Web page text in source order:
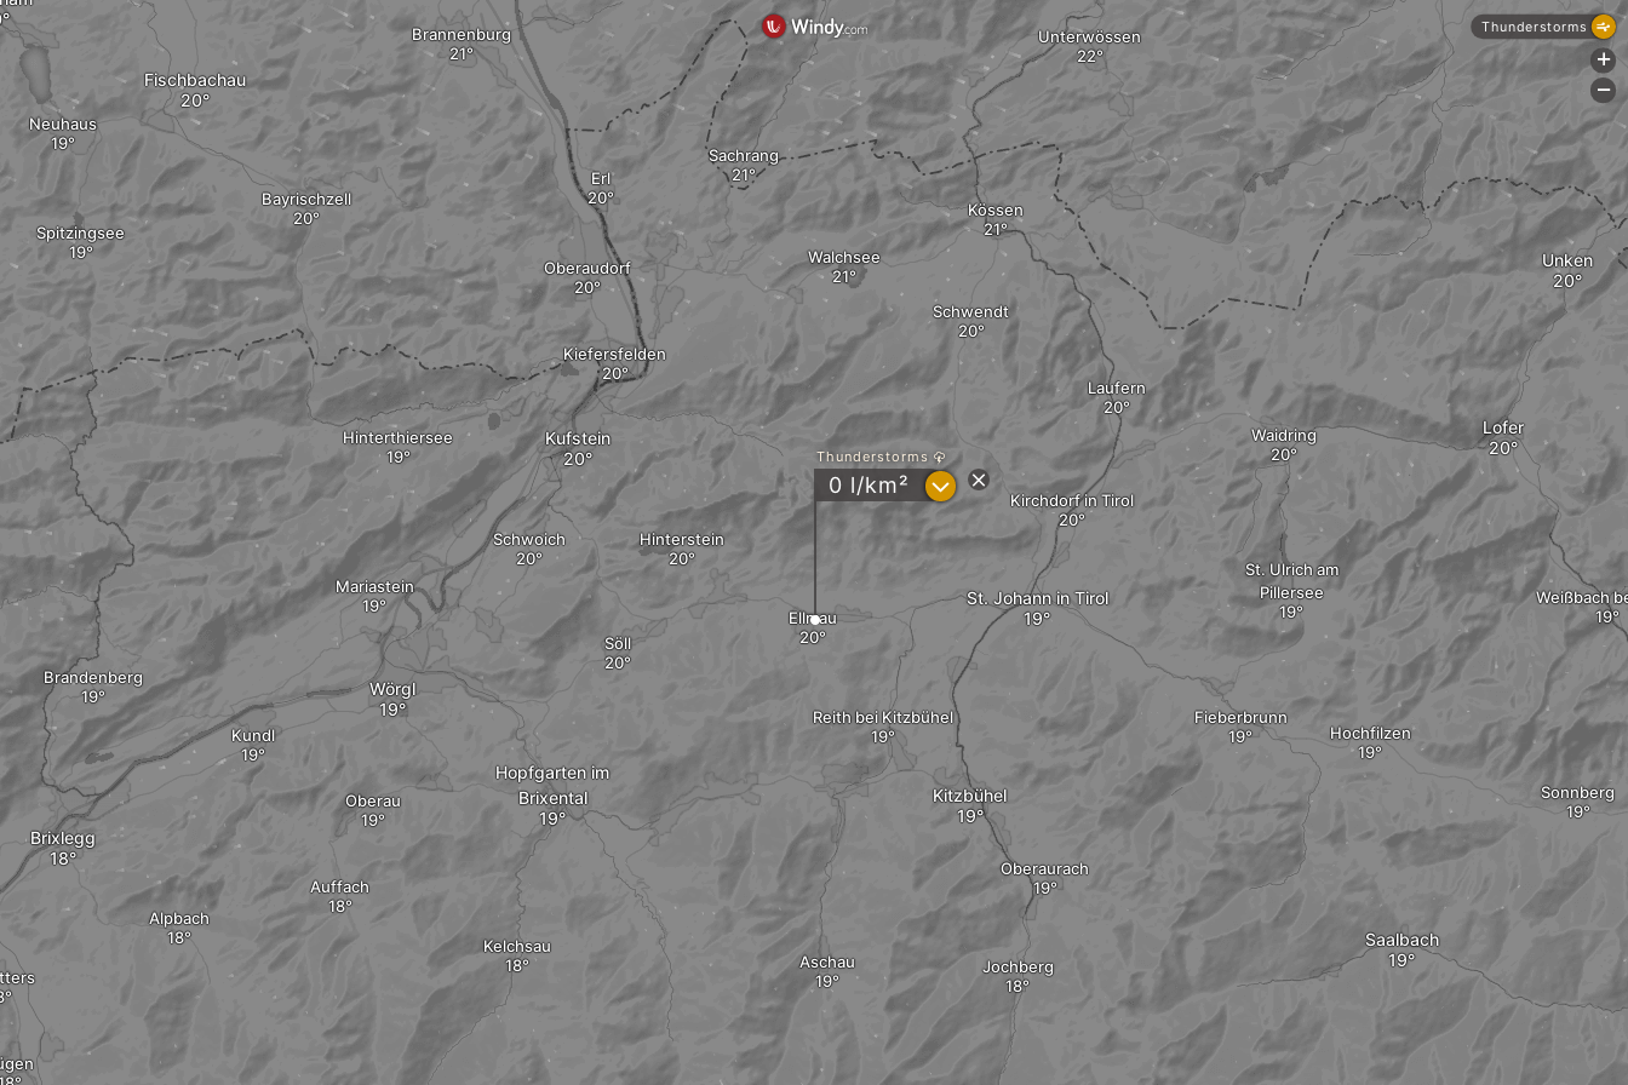
Ellmau
Hopfgarten im
Brixental
Söll
Oberaurach
Kitzbühel
Reith bei Kitzbühel
Kufstein
Schwoich
Kiefersfelden
Hinterstein
St. Johann in Tirol
Kirchdorf in Tirol
Laufern
Schwendt
Kelchsau
Jochberg
Aschau
Kundl
Auffach
Wörgl
Oberau
Hochfilzen
Fieberbrunn
Mariastein
Hinterthiersee
St. Ulrich am
Pillersee
Waidring
Saalbach
Sachrang
Oberaudorf
Erl
Walchsee
Unterwössen
Kössen
Bayrischzell
Brannenburg
Brixlegg
Brandenberg
Alpbach
Sonnberg
Lofer
Weißbach
Neuhaus
Spitzingsee
Fischbachau
Unken
Thunderstorms
0 l/km² ?
Thunderstorms
+
-